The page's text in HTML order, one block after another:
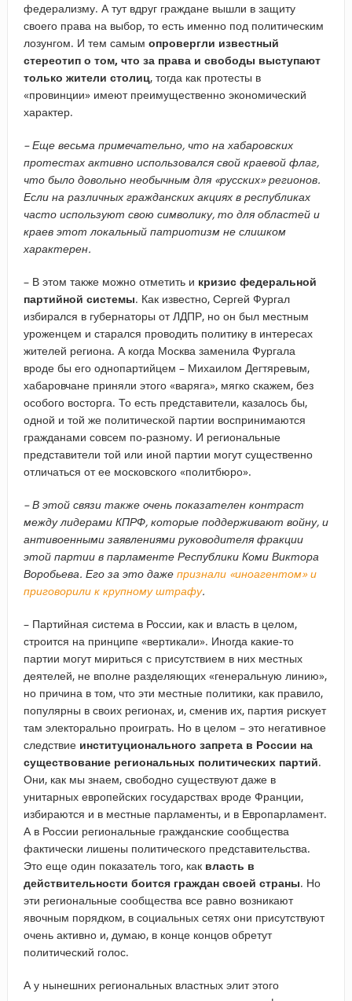
федерализму. А тут вдруг граждане вышли в защиту
своего права на выбор, то есть именно под политическим
лозунгом. И тем самым опровергли известный
стереотип о том, что за права и свободы выступают
только жители столиц, тогда как протесты в
«провинции» имеют преимущественно экономический
характер.
– ​Еще весьма примечательно, что на хабаровских
протестах активно использовался свой краевой флаг,
что было довольно необычным для «русских» регионов.
Если на различных гражданских акциях в республиках
часто используют свою символику, то для областей и
краев этот локальный патриотизм не слишком
характерен.
– В этом также можно отметить и кризис федеральной
партийной системы. Как известно, Сергей Фургал
избирался в губернаторы от ЛДПР, но он был местным
уроженцем и старался проводить политику в интересах
жителей региона. А когда Москва заменила Фургала
вроде бы его однопартийцем – Михаилом Дегтяревым,
хабаровчане приняли этого «варяга», мягко скажем, без
особого восторга. То есть представители, казалось бы,
одной и той же политической партии воспринимаются
гражданами совсем по-разному. И региональные
представители той или иной партии могут существенно
отличаться от ее московского «политбюро».
– В этой связи также очень показателен контраст
между лидерами КПРФ, которые поддерживают войну, и
антивоенными заявлениями руководителя фракции
этой партии в парламенте Республики Коми Виктора
Воробьева. Его за это даже признали «иноагентом» и
приговорили к крупному штрафу.
– Партийная система в России, как и власть в целом,
строится на принципе «вертикали». Иногда какие-то
партии могут мириться с присутствием в них местных
деятелей, не вполне разделяющих «генеральную линию»,
но причина в том, что эти местные политики, как правило,
популярны в своих регионах, и, сменив их, партия рискует
там электорально проиграть. Но в целом – это негативное
следствие институционального запрета в России на
существование региональных политических партий.
Они, как мы знаем, свободно существуют даже в
унитарных европейских государствах вроде Франции,
избираются и в местные парламенты, и в Европарламент.
А в России региональные гражданские сообщества
фактически лишены политического представительства.
Это еще один показатель того, как власть в
действительности боится граждан своей страны. Но
эти региональные сообщества все равно возникают
явочным порядком, в социальных сетях они присутствуют
очень активно и, думаю, в конце концов обретут
политический голос.
А у нынешних региональных властных элит этого